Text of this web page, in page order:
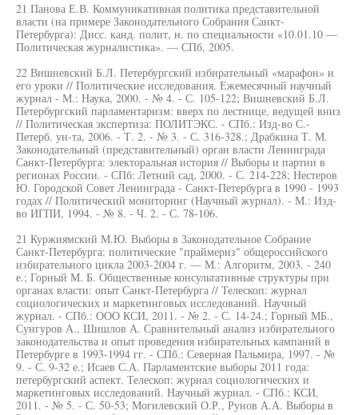
21 Панова Е.В. Коммуникативная политика представительной
власти (на примере Законодательного Собрания Санкт-
Петербурга): Дисс. канд. полит, н. по специальности «10.01.10 —
Политическая журналистика». — СПб, 2005.
22 Вишневский Б.Л. Петербургский избирательный «марафон» и
его уроки // Политические исследования. Ежемесячный научный
журнал - М.: Наука, 2000. - № 4. - С. 105-122; Вишневский Б.Л.
Петербургский парламентаризм: вверх по лестнице, ведущей вниз
// Политическая экспертиза: ПОЛИТЭКС. - СПб.: Изд-во С.-
Петерб. ун-та, 2006. - Т. 2. - № 3. - С. 316-328.; Драбкина Т. М.
Законодательный (представительный) орган власти Ленинграда
Санкт-Петербурга: электоральная история // Выборы и партии в
регионах России. - СПб: Летний сад, 2000. - С. 214-228; Нестеров
Ю. Городской Совет Ленинграда - Санкт-Петербурга в 1990 - 1993
годах // Политический мониторинг (Научный журнал). - М.: Изд-
во ИГПИ, 1994. - № 8. - Ч. 2. - С. 78-106.
21 Куржиямский М.Ю. Выборы в Законодательное Собрание
Санкт-Петербурга: политические "праймериз" общероссийского
избирательного цикла 2003-2004 г. — М.: Алгоритм, 2003. - 240
е.; Горный М. Б. Общественные консультативные структуры при
органах власти: опыт Санкт-Петербурга // Телескоп: журнал
социологических и маркетинговых исследований. Научный
журнал. - СПб.: ООО КСИ, 2011. - № 2. - С. 14-24.; Горный МБ.,
Сунгуров А., Шишлов А. Сравнительный анализ избирательного
законодательства и опыт проведения избирательных кампаний в
Петербурге в 1993-1994 гг. - СПб.: Северная Пальмира, 1997. - №
9. - С. 9-32 е.; Исаев С.А. Парламентские выборы 2011 года:
петербургский аспект. Телескоп: журнал социологических и
маркетинговых исследований. Научный журнал. - СПб.: КСИ,
2011. - № 5. - С. 50-53; Могилевский О.Р., Рунов А.А. Выборы в